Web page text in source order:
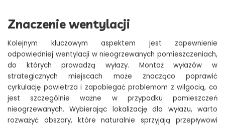
Znaczenie wentylacji
Kolejnym kluczowym aspektem jest zapewnienie
odpowiedniej wentylacji w nieogrzewanych pomieszczeniach,
do których prowadzą wyłazy. Montaż wyłazów w
strategicznych miejscach może znacząco poprawić
cyrkulację powietrza i zapobiegać problemom z wilgocią, co
jest szczególnie ważne w przypadku pomieszczeń
nieogrzewanych. Wybierając lokalizację dla wyłazu, warto
rozważyć obszary, które naturalnie sprzyjają przepływowi